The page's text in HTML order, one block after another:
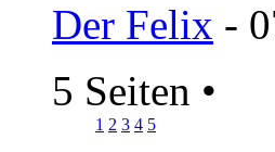
Der Felix -
5 Seiten •
1 2 3 4 5